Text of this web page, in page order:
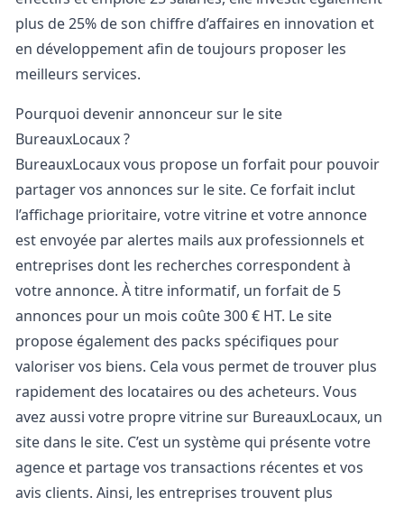
plus de 25% de son chiffre d’affaires en innovation et
en développement afin de toujours proposer les
meilleurs services.
Pourquoi devenir annonceur sur le site
BureauxLocaux ?
BureauxLocauxvous propose un forfait pour pouvoir
partager vos annonces sur le site. Ce forfait inclut
l’affichage prioritaire, votre vitrine et votre annonce
est envoyée par alertes mails aux professionnels et
entreprises dont les recherches correspondent à
votre annonce. À titre informatif, un forfait de 5
annonces pour un mois coûte 300 € HT. Le site
propose également des packs spécifiques pour
valoriser vos biens. Cela vous permet de trouver plus
rapidement des locataires ou des acheteurs. Vous
avez aussi votre propre vitrine sur BureauxLocaux, un
site dans le site. C’est un système qui présente votre
agence et partage vos transactions récentes et vos
avis clients. Ainsi, les entreprises trouvent plus